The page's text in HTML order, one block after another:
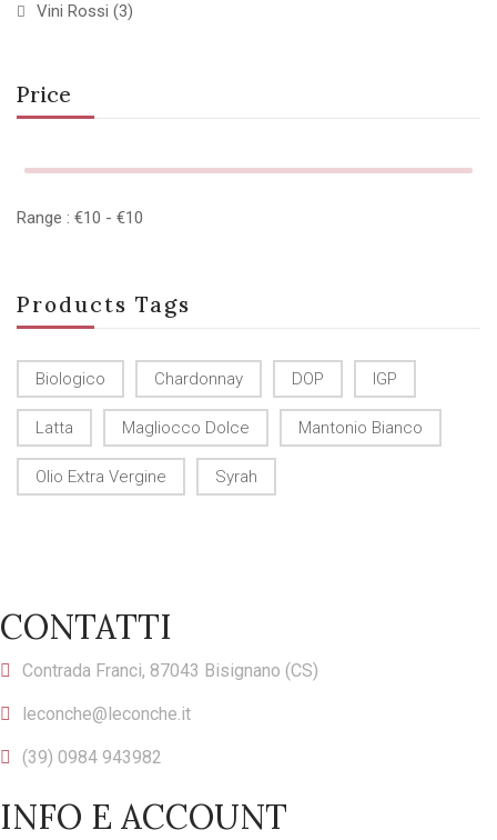
Vini Rossi (3)
Price
Range : €10 - €10
Products Tags
Biologico Chardonnay DOP IGP
Latta Magliocco Dolce Mantonio Bianco
Olio Extra Vergine Syrah
CONTATTI
Contrada Franci, 87043 Bisignano (CS)
leconche@leconche.it
(39) 0984 943982
INFO E ACCOUNT